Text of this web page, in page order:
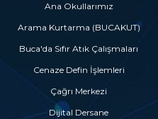
Ana Okullarımız
Arama Kurtarma (BUCAKUT)
Buca'da Sıfır Atık Çalışmaları
Cenaze Defin İşlemleri
Çağrı Merkezi
Dijital Dersane